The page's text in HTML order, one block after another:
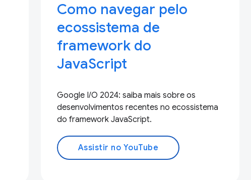
Como navegar pelo
ecossistema de
framework do
JavaScript
Google I/O 2024: saiba mais sobre os
desenvolvimentos recentes no ecossistema
do framework JavaScript.
Assistir no YouTube